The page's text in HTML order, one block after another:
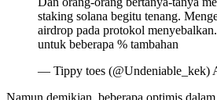
staking solana begitu tenang.
airdrop pada protokol
untuk beberapa % tambahan
— Tippy toes (@Undeniable_kek)
Namun demikian, beberapa optimis